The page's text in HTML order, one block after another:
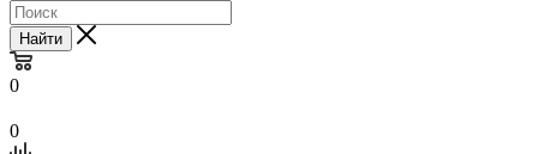
Найти
0
0